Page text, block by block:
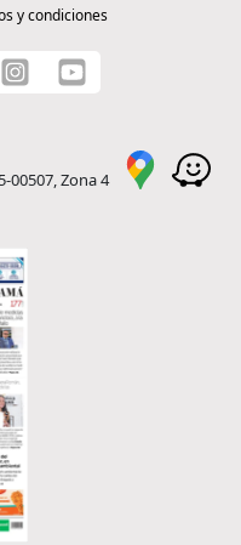
y condiciones
00507, Zona 4